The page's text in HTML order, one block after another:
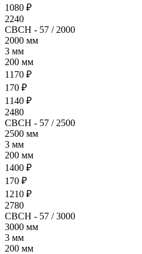
1080 ₽
2240
СВСН - 57 / 2000
2000 мм
3 мм
200 мм
1170 ₽
170 ₽
1140 ₽
2480
СВСН - 57 / 2500
2500 мм
3 мм
200 мм
1400 ₽
170 ₽
1210 ₽
2780
СВСН - 57 / 3000
3000 мм
3 мм
200 мм